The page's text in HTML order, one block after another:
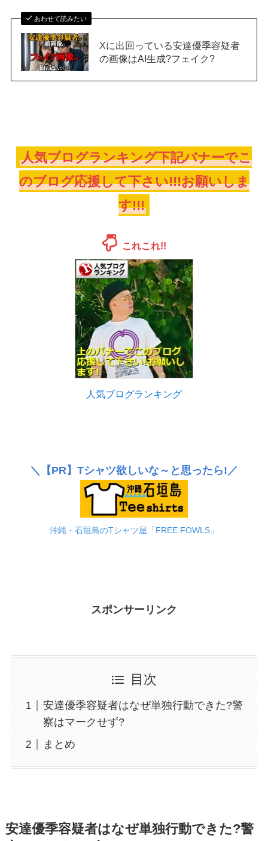
あわせて読みたい
Xに出回っている安達優季容疑者
の画像はAI生成?フェイク?
人気ブログランキング下記バナーでこ
のブログ応援して下さい!!!お願いしま
す!!!
これこれ!!
人気ブログランキング
＼ 【PR】 Tシャツ欲しいな～と思ったら!／
沖縄・石垣島のTシャツ屋「FREE FOWLS」
スポンサーリンク
目次
安達優季容疑者はなぜ単独行動できた?警
察はマークせず?
まとめ
安達優季容疑者はなぜ単独行動できた?警